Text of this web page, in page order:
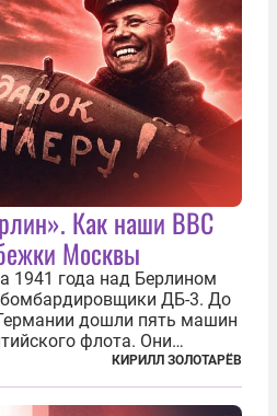
Как наши ВВС
Москвы
1941 года над Берлином
бомбардировщики ДБ-3. До
дошли пять машин
флота. Они
который в тот момент
что война идет где-то
КИРИЛЛ ЗОЛОТАРЁВ